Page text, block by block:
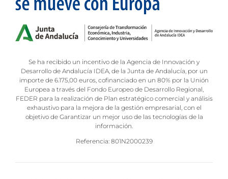
Se ha recibido un incentivo de la Agencia de Innovación y
Desarrollo de Andalucía IDEA, de la Junta de Andalucía, por un
importe de 6.175,00 euros, cofinanciado en un 80% por la Unión
Europea a través del Fondo Europeo de Desarrollo Regional,
FEDER para la realización de Plan estratégico comercial y análisis
exhaustivo para la mejora de la gestión empresarial, con el
objetivo de Garantizar un mejor uso de las tecnologías de la
información.
Referencia: 801N2000239